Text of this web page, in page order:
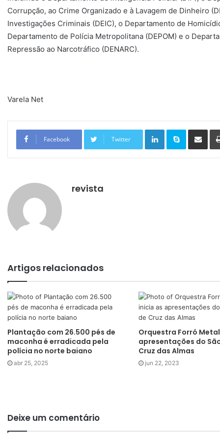
Corrupção, ao Crime Organizado e à Lavagem de Dinheiro
Investigações Criminais (DEIC), o Departamento de
Departamento de Polícia Metropolitana (DEPOM) e o
Repressão ao Narcotráfico (DENARC).
Varela Net
Facebook Twitter
Linkedin Skype
revista
Artigos relacionados
Plantação com 26.500 pés de
maconha é erradicada pela
polícia no norte baiano
abr 25, 2025
Orquestra Forró
apresentações do
Cruz das Almas
jun 22, 2023
Deixe um comentário